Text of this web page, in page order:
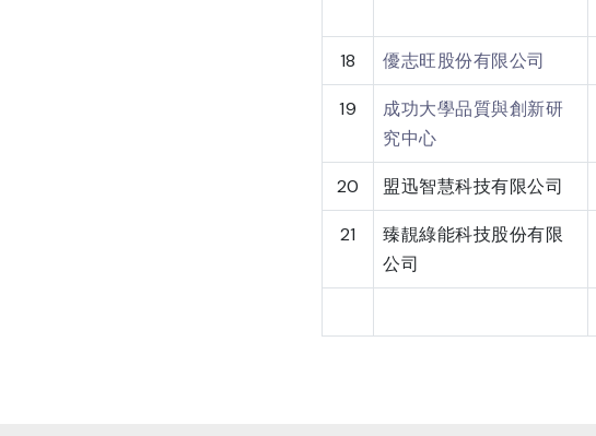
18 優志旺股份有限公司
19
成功大學品質與創新研
究中心
20 盟迅智慧科技有限公司
21
臻靚綠能科技股份有限
公司